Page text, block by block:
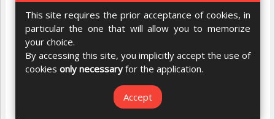
This site requires the prior acceptance of cookies, in
particular the one that will allow you to memorize
your choice.
By accessing this site, you implicitly accept the use of
cookies only necessaryfor the application.
Accept